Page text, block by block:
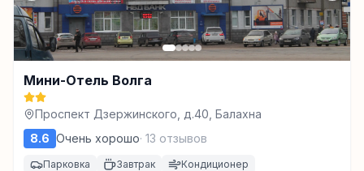
Мини-Отель Волга
Проспект Дзержинского, д.40, Балахна
8.6 Очень хорошо· 13 отзывов
Парковка Завтрак Кондиционер